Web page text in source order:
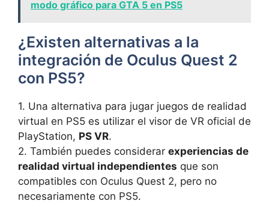
modo gráfico para GTA 5 en PS5
¿Existen alternativas a la
integración ⁢de Oculus Quest 2
con PS5?
1. Una alternativa para jugar ⁣juegos de realidad
virtual⁢ en PS5 ⁤es utilizar el visor de VR oficial de
PlayStation, PS VR.
2. ​También ​puedes considerar experiencias ⁢de
realidad⁣ virtual independientes que son
compatibles con Oculus Quest⁢ 2, pero ​no
necesariamente con PS5.